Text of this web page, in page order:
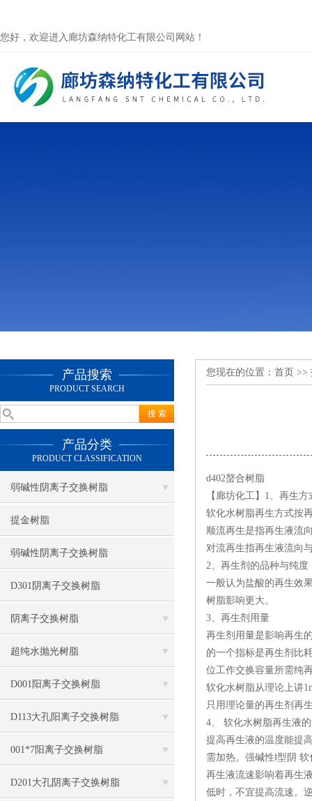
您好，欢迎进入廊坊森纳特化工有限公司网站！
产品搜索
PRODUCT SEARCH
产品分类
PRODUCT CLASSIFICATION
弱碱性阴离子交换树脂
提金树脂
弱碱性阴离子交换树脂
D301阴离子交换树脂
阴离子交换树脂
超纯水抛光树脂
D001阳离子交换树脂
D113大孔阳离子交换树脂
001*7阳离子交换树脂
D201大孔阴离子交换树脂
您现在的位置： 首页 >>
d402螯合树脂
【廊坊化工】1、再生方
软化水树脂再生方式按
顺流再生是指再生液流
对流再生指再生液流向
2、再生剂的品种与纯度
一般认为盐酸的再生效
树脂影响更大。
3、再生剂用量
再生剂用量是影响再生
的一个指标是再生剂比
位工作交换容量所需纯
软化水树脂从理论上讲
只用理论量的再生剂再
4、 软化水树脂再生液
提高再生液的温度能提
需加热。强碱性Ⅰ型阴
再生液流速影响着再生
低时，不宜提高流速。